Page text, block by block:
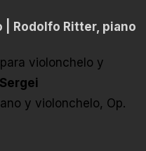
Rodolfo Ritter, piano
violonchelo y
Sergei
y violonchelo, Op.